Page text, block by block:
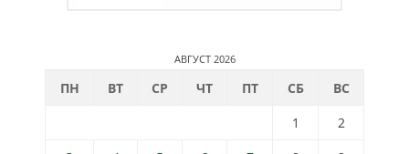
АВГУСТ 2026
ПН ВТ СР ЧТ ПТ СБ
ВС
1
2